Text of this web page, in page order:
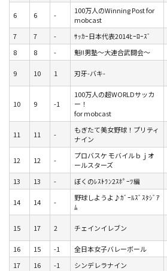
6 6 -
100万人のWinning Post for
mobcast
7 7 - ｻｯｶｰ日本代表2014ﾋｰﾛｰｽﾞ
8
8 - 魁!!男塾～大連合武闘会～
9 10 1 刃牙-バキ-
10 9 -1
100万人の超WORLDサッカ
ー！
for mobcast
11 11 -
もぎたて美女野球！プリティ
ナイン
12 12 -
プロバスケ モバイルｂｊオ
ールスターズ
13 13 - ぼくのﾚｽﾄﾗﾝ2ｽﾎﾟｰﾂ編
14 14 -
野球しようよ♪ｶﾞｰﾙｽﾞｽﾀｼﾞｱ
ﾑ
15 17 2 チェインイレブン
16
15 -1 全日本女子バレーボール
17
16 -1 シンデレラナイン